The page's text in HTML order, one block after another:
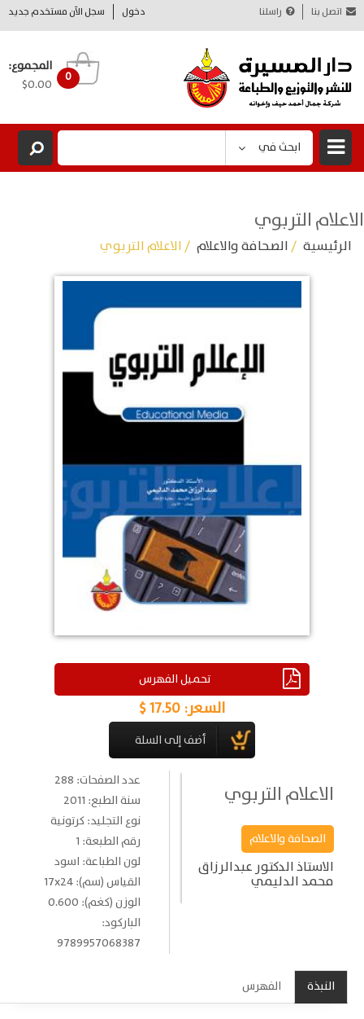
دخول سجل الآن مستخدم جديد اتصل بنا راسلنا
0
المجموع:
$0.00
ابحث في
الاعلام التربوي
الرئيسية /الصحافة والاعلام / الاعلام التربوي
تحميل الفهرس
السعر: 17.50 $
الاعلام التربوي
الصحافة والاعلام
الاستاذ الدكتور عبدالرزاق
محمد الدليمي
عدد الصفحات: 288
سنة الطبع: 2011
نوع التجليد: كرتونية
رقم الطبعة: 1
لون الطباعة: اسود
القياس (سم): 17x24
الوزن (كغم): 0.600
الباركود:
9789957068387
النبذة الفهرس